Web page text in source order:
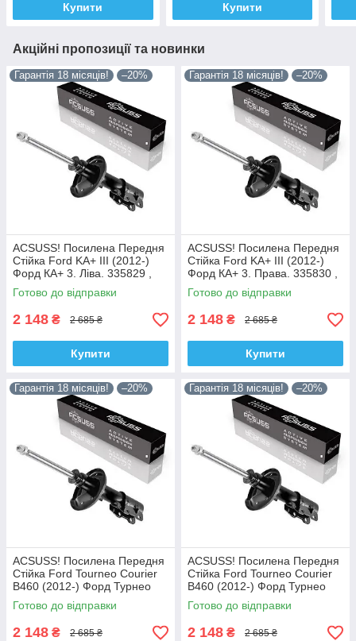
Купити Купити
Акційні пропозиції та новинки
Гарантія 18 місяців! –20%
ACSUSS! Посилена Передня
Стійка Ford KA+ III (2012-)
Форд КА+ 3. Ліва. 335829 ,
3348057 Корея!
Готово до відправки
2 148 ₴ 2 685 ₴
Купити
Гарантія 18 місяців! –20%
ACSUSS! Посилена Передня
Стійка Ford KA+ III (2012-)
Форд КА+ 3. Права. 335830 ,
3348056 Корея!
Готово до відправки
2 148 ₴ 2 685 ₴
Купити
Гарантія 18 місяців! –20%
ACSUSS! Посилена Передня
Стійка Ford Tourneo Courier
B460 (2012-) Форд Турнео
Курєр Б460. Ліва. 335829 ,
3348057 Корея!
Готово до відправки
2 148 ₴ 2 685 ₴
Гарантія 18 місяців! –20%
ACSUSS! Посилена Передня
Стійка Ford Tourneo Courier
B460 (2012-) Форд Турнео
Курєр Б460. Права. 335830 ,
3348056 Корея!
Готово до відправки
2 148 ₴ 2 685 ₴